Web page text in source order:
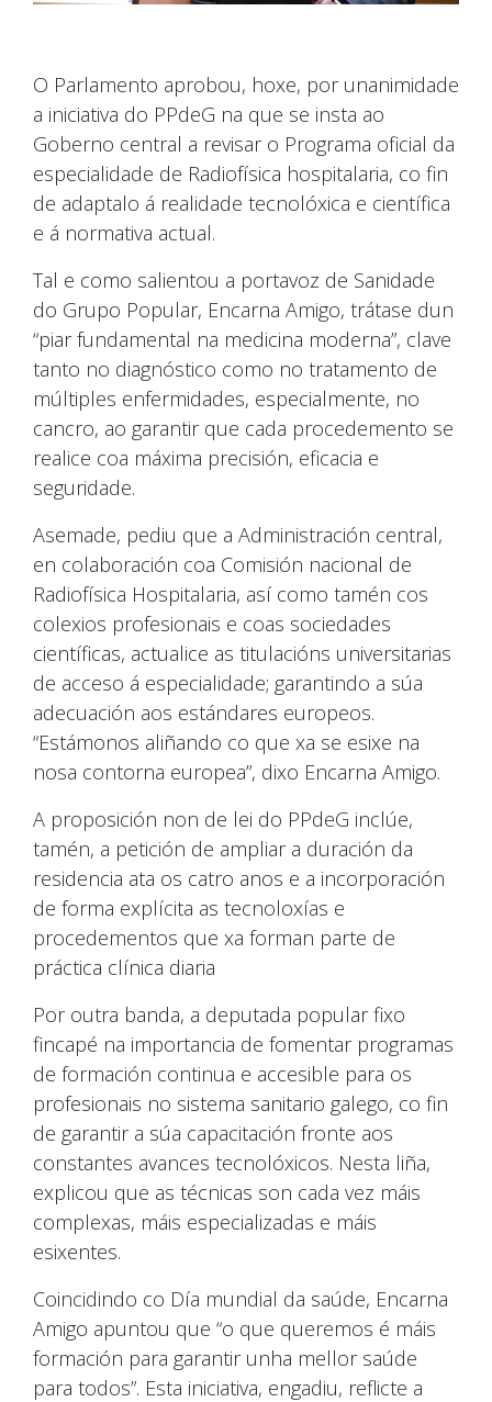
O Parlamento aprobou, hoxe, por unanimidade
a iniciativa do PPdeG na que se insta ao
Goberno central a revisar o Programa oficial da
especialidade de Radiofísica hospitalaria, co fin
de adaptalo á realidade tecnolóxica e científica
e á normativa actual.
Tal e como salientou a portavoz de Sanidade
do Grupo Popular, Encarna Amigo, trátase dun
“piar fundamental na medicina moderna”, clave
tanto no diagnóstico como no tratamento de
múltiples enfermidades, especialmente, no
cancro, ao garantir que cada procedemento se
realice coa máxima precisión, eficacia e
seguridade.
Asemade, pediu que a Administración central,
en colaboración coa Comisión nacional de
Radiofísica Hospitalaria, así como tamén cos
colexios profesionais e coas sociedades
científicas, actualice as titulacións universitarias
de acceso á especialidade; garantindo a súa
adecuación aos estándares europeos.
“Estámonos aliñando co que xa se esixe na
nosa contorna europea”, dixo Encarna Amigo.
A proposición non de lei do PPdeG inclúe,
tamén, a petición de ampliar a duración da
residencia ata os catro anos e a incorporación
de forma explícita as tecnoloxías e
procedementos que xa forman parte de
práctica clínica diaria
Por outra banda, a deputada popular fixo
fincapé na importancia de fomentar programas
de formación continua e accesible para os
profesionais no sistema sanitario galego, co fin
de garantir a súa capacitación fronte aos
constantes avances tecnolóxicos. Nesta liña,
explicou que as técnicas son cada vez máis
complexas, máis especializadas e máis
esixentes.
Coincidindo co Día mundial da saúde, Encarna
Amigo apuntou que “o que queremos é máis
formación para garantir unha mellor saúde
para todos”. Esta iniciativa, engadiu, reflicte a